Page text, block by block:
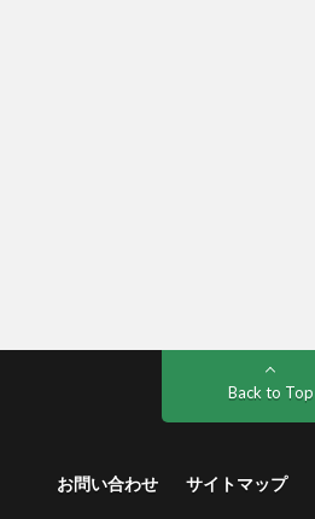
Back to Top
お問い合わせ サイトマップ